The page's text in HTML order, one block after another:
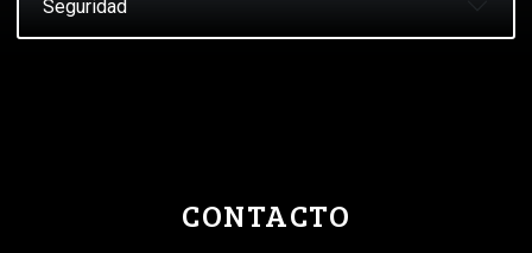
Seguridad
CONTACTO